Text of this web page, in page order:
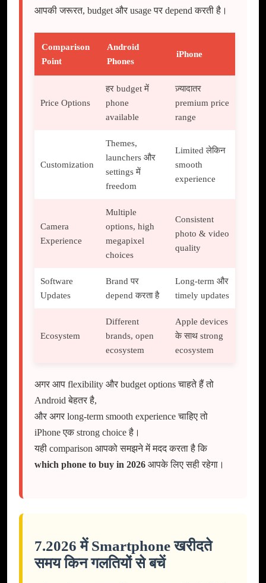
आपकी जरूरत, budget और usage पर depend करती है।
Comparison
Point
Android
Phones
iPhone
Price Options
हर budget में
phone
available
ज़्यादातर
premium price
range
Customization
Themes,
launchers और
settings में
freedom
Limited लेकिन
smooth
experience
Camera
Experience
Multiple
options, high
megapixel
choices
Consistent
photo & video
quality
Software
Updates
Brand पर
depend करता है
Long-term और
timely updates
Ecosystem
Different
brands, open
ecosystem
Apple devices
के साथ strong
ecosystem
अगर आप flexibility और budget options चाहते हैं तो
Android बेहतर है,
और अगर long-term smooth experience चाहिए तो
iPhone एक strong choice है।
यही comparison आपको समझने में मदद करता है कि
which phone to buy in 2026 आपके लिए सही रहेगा।
7.2026 में Smartphone खरीदते
समय किन गलतियों से बचें